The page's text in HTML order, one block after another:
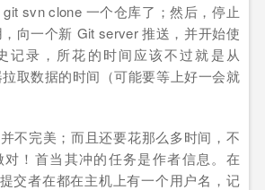
svn clone 一个仓库了；然后，停止
向一个新 Git server 推送，并开始使
记录，所花的时间应该不过就是从
取数据的时间（可能要等上好一会就
不完美；而且还要花那么多时间，不
！首当其冲的任务是作者信息。在
交者在都在主机上有一个用户名，记